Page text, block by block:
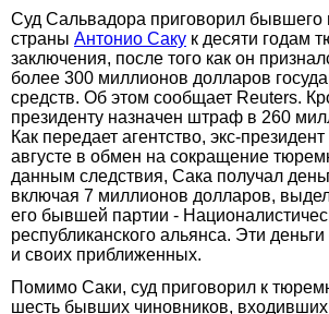
Суд Сальвадора приговорил бывшего
страны Антонио Саку к десяти годам
заключения, после того как он
более 300 миллионов долларов
средств. Об этом сообщает Reuters.
президенту назначен штраф в 260
Как передает агентство, экс-
августе в обмен на сокращение
данным следствия, Сака получал
включая 7 миллионов долларов,
его бывшей партии -
республиканского альянса. Эти
и своих приближенных.
Помимо Саки, суд приговорил к
шесть бывших чиновников, входивших